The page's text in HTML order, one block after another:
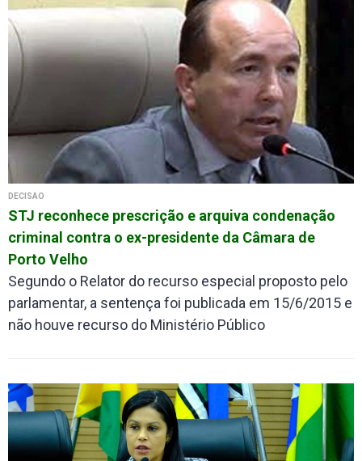
DECISÃO
STJ reconhece prescrição e arquiva condenação
criminal contra o ex-presidente da Câmara de
Porto Velho
Segundo o Relator do recurso especial proposto pelo
parlamentar, a sentença foi publicada em 15/6/2015 e
não houve recurso do Ministério Público